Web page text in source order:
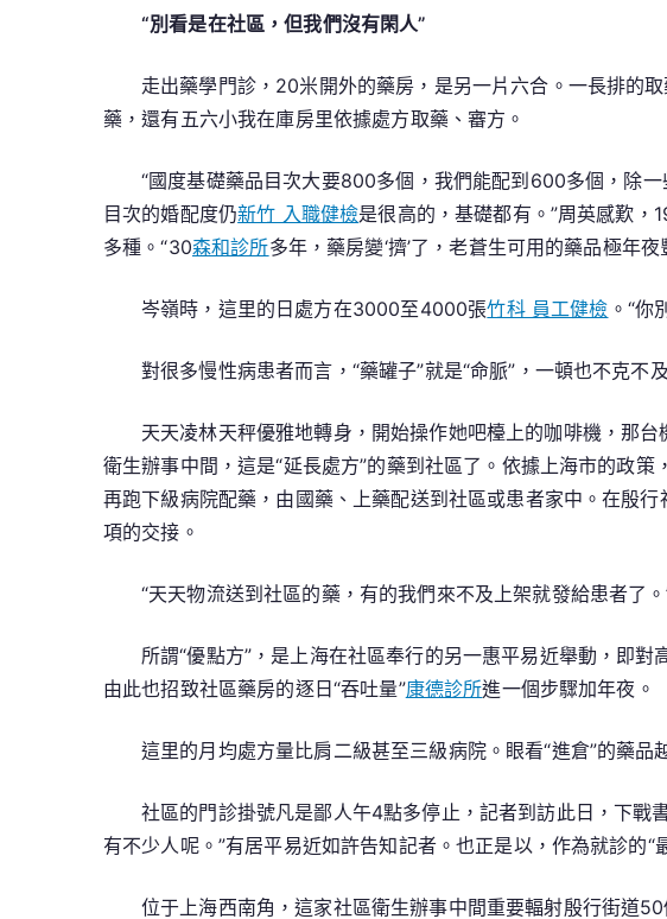
“別看是在社區，但我們沒有閑人”
走出藥學門診，20米開外的藥房，是另一片六合。一長排的
藥，還有五六小我在庫房里依據處方取藥、審方。
“國度基礎藥品目次大要800多個，我們能配到600多個，除
目次的婚配度仍新竹 入職健檢是很高的，基礎都有。”周英感歎
多種。“30森和診所多年，藥房變‘擠’了，老蒼生可用的藥品極年夜
岑嶺時，這里的日處方在3000至4000張竹科 員工健檢 。“
對很多慢性病患者而言，“藥罐子”就是“命脈”，一頓也不克不
天天凌林天秤優雅地轉身，開始操作她吧檯上的咖啡機，那
衛生辦事中間，這是“延長處方”的藥到社區了。依據上海市的政
再跑下級病院配藥，由國藥、上藥配送到社區或患者家中。在殷
項的交接。
“天天物流送到社區的藥，有的我們來不及上架就發給患者了
所謂“優點方”，是上海在社區奉行的另一惠平易近舉動，即
由此也招致社區藥房的逐日“吞吐量”康德診所進一個步驟加年夜。
這里的月均處方量比肩二級甚至三級病院。眼看“進倉”的藥
社區的門診掛號凡是鄙人午4點多停止，記者到訪此日，下戰
有不少人呢。”有居平易近如許告知記者。也正是以，作為就診的
位于上海西南角，這家社區衛生辦事中間重要輻射殷行街道